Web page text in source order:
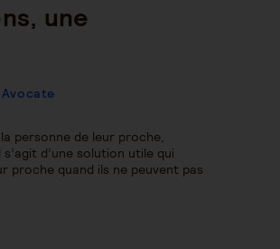
une
personne de leur proche,
d’une solution utile qui
proche quand ils ne peuvent pas